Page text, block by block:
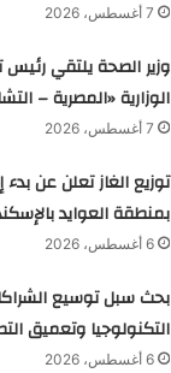
7 أغسطس، 2026
وزير الصحة يلتقي
الوزارية «المصرية –
7 أغسطس، 2026
توزيع الغاز تعلن عن
بمنطقة العوايد
6 أغسطس، 2026
بحث سبل توسيع
التكنولوجيا وتعميق
6 أغسطس، 2026